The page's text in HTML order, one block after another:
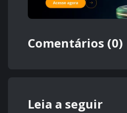
Comentários (0)
Leia a seguir